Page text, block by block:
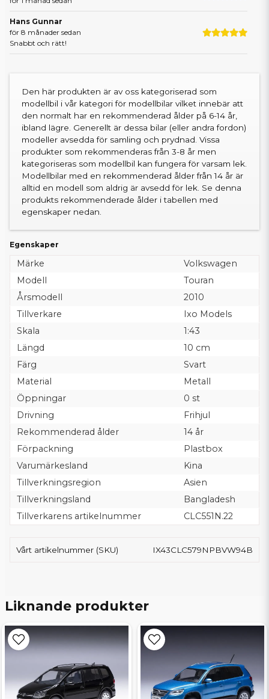
Hans Gunnar
för 8 månader sedan
Snabbt och rätt!
Den här produkten är av oss kategoriserad som
modellbil i vår kategori för modellbilar vilket innebär att
den normalt har en rekommenderad ålder på 6-14 år,
ibland lägre. Generellt är dessa bilar (eller andra fordon)
modeller avsedda för samling och prydnad. Vissa
produkter som rekommenderas från 3-8 år men
kategoriseras som modellbil kan fungera för varsam lek.
Modellbilar med en rekommenderad ålder från 14 år är
alltid en modell som aldrig är avsedd för lek. Se denna
produkts rekommenderade ålder i tabellen med
egenskaper nedan.
Egenskaper
Märke
Volkswagen
Modell
Touran
Årsmodell
2010
Tillverkare
Ixo Models
Skala
1:43
Längd
10 cm
Färg
Svart
Material
Metall
Öppningar
0 st
Drivning
Frihjul
Rekommenderad ålder
14 år
Förpackning
Plastbox
Varumärkesland
Kina
Tillverkningsregion
Asien
Tillverkningsland
Bangladesh
Tillverkarens artikelnummer
CLC551N.22
Vårt artikelnummer (SKU) IX43CLC579NPBVW94B
Liknande produkter